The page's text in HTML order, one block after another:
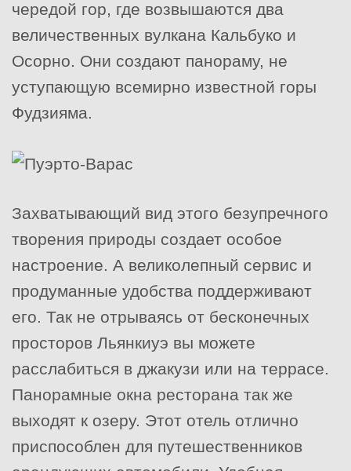
чередой гор, где возвышаются два
величественных вулкана Кальбуко и
Осорно. Они создают панораму, не
уступающую всемирно известной горы
Фудзияма.
Захватывающий вид этого безупречного
творения природы создает особое
настроение. А великолепный сервис и
продуманные удобства поддерживают
его. Так не отрываясь от бесконечных
просторов Льянкиуэ вы можете
расслабиться в джакузи или на террасе.
Панорамные окна ресторана так же
выходят к озеру. Этот отель отлично
приспособлен для путешественников